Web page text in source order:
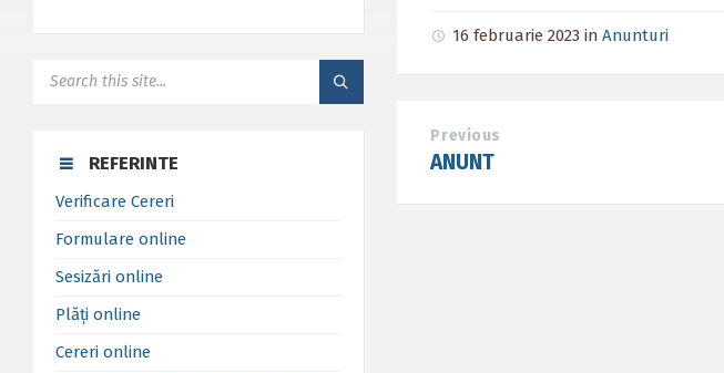
16 februarie 2023inAnunturi
Previous
ANUNT
REFERINTE
Verificare Cereri
Formulare online
Sesizări online
Plăți online
Cereri online